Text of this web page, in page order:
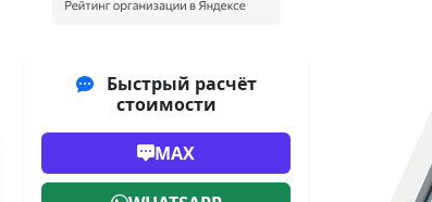
Быстрый расчёт
стоимости
MAX